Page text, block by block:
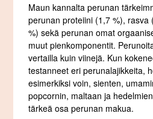
Maun kannalta perunan
perunan proteiini (1,7 %), rasva
%) sekä perunan omat
muut pienkomponentit.
vertailla kuin viinejä. Kun
testanneet eri perunalajikkeita,
esimerkiksi voin, sienten,
popcornin, maltaan ja
tärkeä osa perunan makua.